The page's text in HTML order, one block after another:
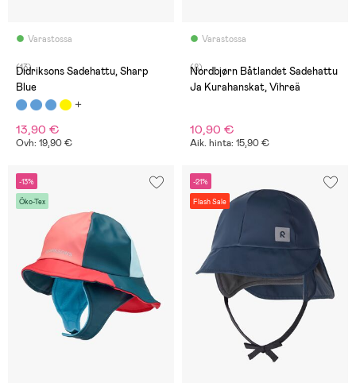
Varastossa
(13)
Didriksons Sadehattu, Sharp
Blue
13,90 €
Ovh: 19,90 €
Varastossa
(8)
Nordbjørn Båtlandet Sadehattu
Ja Kurahanskat, Vihreä
10,90 €
Aik. hinta: 15,90 €
-13%
Öko-Tex
-21%
Flash Sale